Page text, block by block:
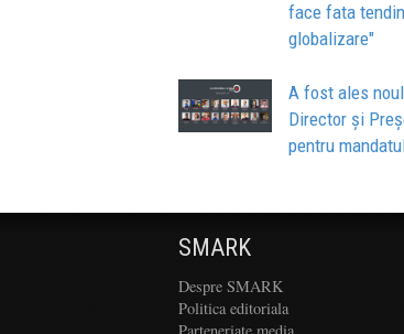
face fata
globalizare"
A fost ales
Director și
pentru
SMARK
Despre SMARK
Politica editoriala